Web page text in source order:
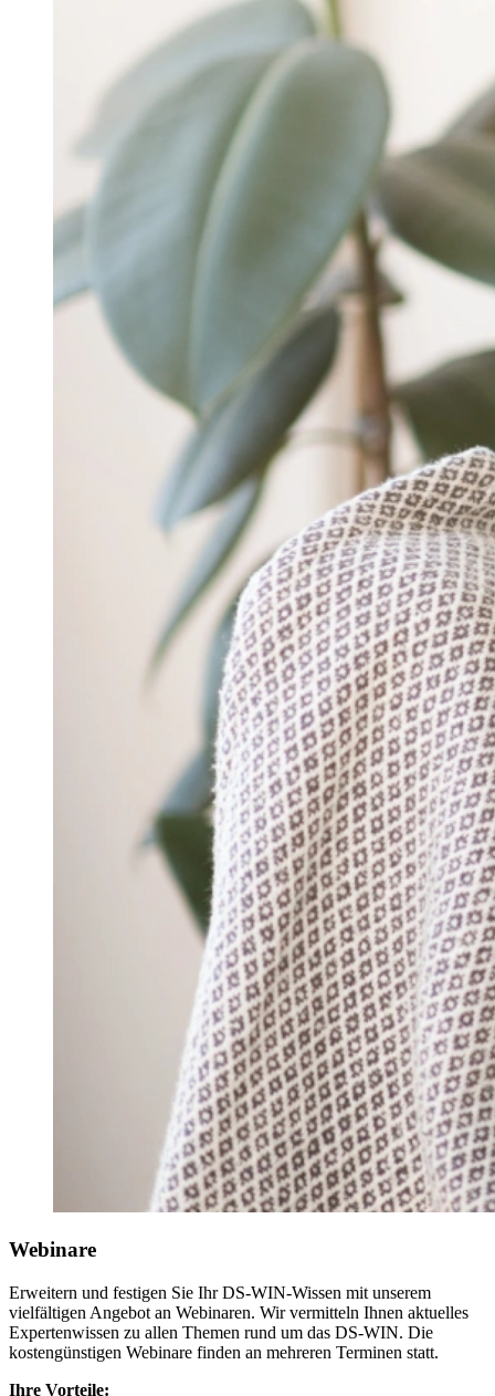
Webinare
Erweitern und festigen Sie Ihr DS-WIN-Wissen mit unserem
vielfältigen Angebot an Webinaren. Wir vermitteln Ihnen aktuelles
Expertenwissen zu allen Themen rund um das DS-WIN. Die
kostengünstigen Webinare finden an mehreren Terminen statt.
Ihre Vorteile: